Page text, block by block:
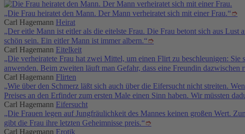
„Die Frau heiratet den Mann. Der Mann verheiratet sich mit einer Frau.“➮
Carl Hagemann Heirat
„Der eitle Mann ist eitler als die eitelste Frau. Die Frau betont sich aus
schön sein. Ein eitler Mann ist immer albern.“➮
Carl Hagemann Eitelkeit
„Die verheiratete Frau hat zwei Mittel, um einen Flirt zu beschleunigen:
anwenden. Beim zweiten läuft man Gefahr, dass eine Freundin dazwischen
Carl Hagemann Flirten
„Wie über den Schmerz läßt sich auch über die Eifersucht nicht streiten.
Preises an den Erfinder zum ersten Male einen Sinn haben. Wir müssten
Carl Hagemann Eifersucht
„Die Frauen legen auf Jungfräulichkeit des Mannes keinen großen Wert.
gibt die Frau ihre letzten Geheimnisse preis.“➮
Carl Hagemann Erotik